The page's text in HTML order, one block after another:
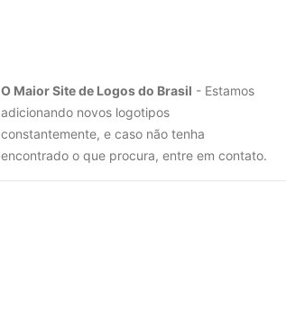
O Maior Site de Logos do Brasil - Estamos
adicionando novos logotipos
constantemente, e caso não tenha
encontrado o que procura, entre em contato.